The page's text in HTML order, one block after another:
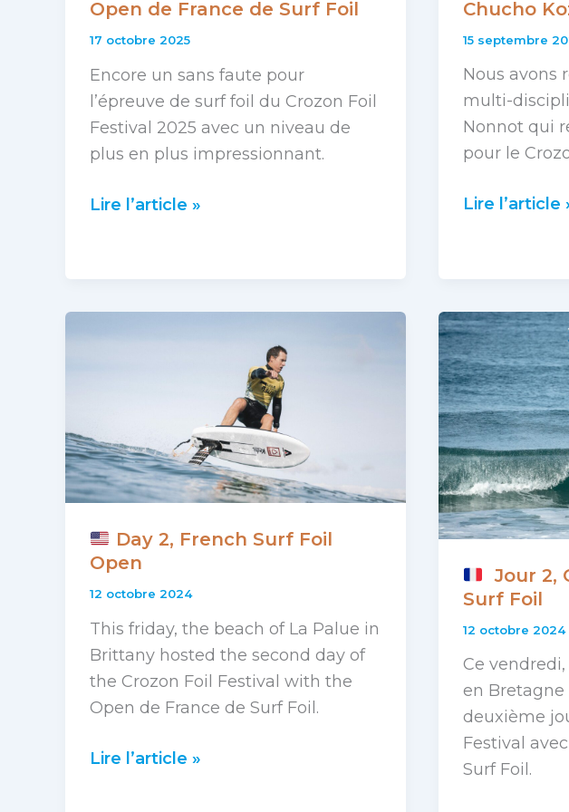
2025
Open de France de Surf Foil
17 octobre 2025
Encore un sans faute pour
l’épreuve de surf foil du Crozon Foil
Festival 2025 avec un niveau de
plus en plus impressionnant.
2025,
Surf
Foil
Lire l’article »
Chucho
15 septembre
Nous avons
multi-
Nonnot qui
pour le
Chucho
Kozian
Nonnot
Lire l’article
Day 2, French Surf Foil
Open
12 octobre 2024
This friday, the beach of La Palue in
Brittany hosted the second day of
the Crozon Foil Festival with the
Open de France de Surf Foil.
Lire l’article »
Jour 2,
Surf Foil
12 octobre 2024
Ce
en Bretagne
deuxième
Festival
Surf Foil.